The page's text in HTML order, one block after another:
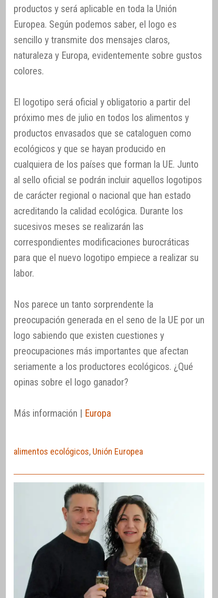
productos y será aplicable en toda la Unión
Europea. Según podemos saber, el logo es
sencillo y transmite dos mensajes claros,
naturaleza y Europa, evidentemente sobre gustos
colores.
El logotipo será oficial y obligatorio a partir del
próximo mes de julio en todos los alimentos y
productos envasados que se cataloguen como
ecológicos y que se hayan producido en
cualquiera de los países que forman la UE. Junto
al sello oficial se podrán incluir aquellos logotipos
de carácter regional o nacional que han estado
acreditando la calidad ecológica. Durante los
sucesivos meses se realizarán las
correspondientes modificaciones burocráticas
para que el nuevo logotipo empiece a realizar su
labor.
Nos parece un tanto sorprendente la
preocupación generada en el seno de la UE por un
logo sabiendo que existen cuestiones y
preocupaciones más importantes que afectan
seriamente a los productores ecológicos. ¿Qué
opinas sobre el logo ganador?
Más información | Europa
alimentos ecológicos, Unión Europea